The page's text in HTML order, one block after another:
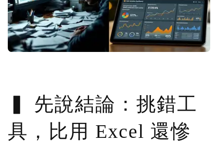
先說結論：挑錯工
具，比用 Excel 還慘